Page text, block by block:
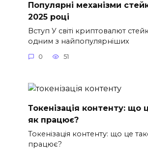
Популярні механізми
2025 році
Вступ У світі криптовалют
одним з найпопулярніших
0 51
Токенізація контенту: що
як працює?
Токенізація контенту: що це
працює?